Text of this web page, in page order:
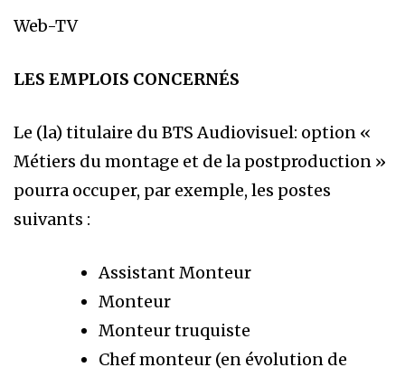
Web-TV
LES EMPLOIS CONCERNÉS
Le (la) titulaire du BTS Audiovisuel: option «
Métiers du montage et de la postproduction »
pourra occuper, par exemple, les postes
suivants :
Assistant Monteur
Monteur
Monteur truquiste
Chef monteur (en évolution de